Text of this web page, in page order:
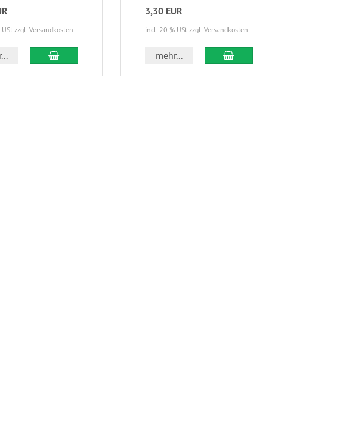
zzgl. Versandkosten
In den Warenkorb
3,30 EUR
incl. 20 % USt zzgl. Versandkosten
mehr... In den Warenkorb